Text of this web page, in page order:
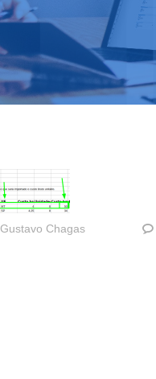
Gustavo Chagas